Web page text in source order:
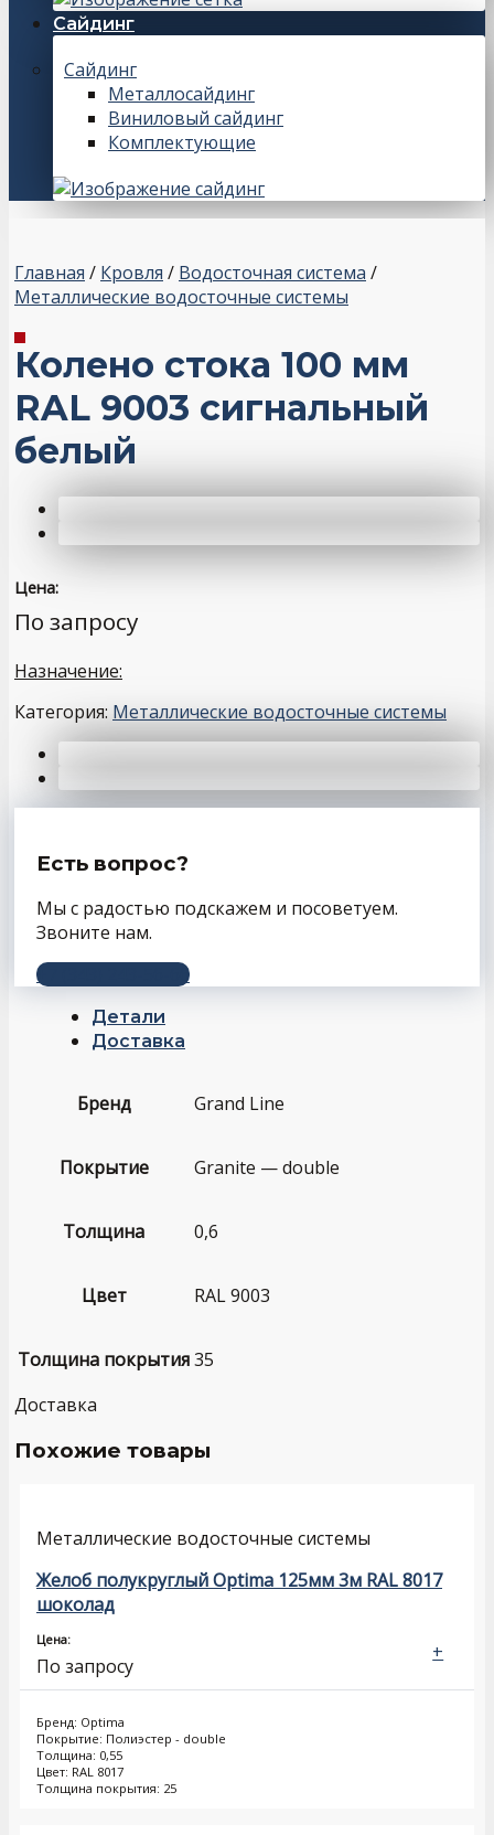
Сайдинг
Сайдинг
Металлосайдинг
Виниловый сайдинг
Комплектующие
Главная / Кровля / Водосточная система /
Металлические водосточные системы
Колено стока 100 мм
RAL 9003 сигнальный
белый
Цена:
По запросу
Назначение:
Категория: Металлические водосточные системы
Есть вопрос?
Мы с радостью подскажем и посоветуем.
Звоните нам.
+7 (343) 243-56-66
Детали
Доставка
Бренд Grand Line
Покрытие Granite — double
Толщина 0,6
Цвет RAL 9003
Толщина покрытия35
Доставка
Похожие товары
Металлические водосточные системы
Желоб полукруглый Optima 125мм 3м RAL 8017
шоколад
Цена:
По запросу
Бренд: Optima
Покрытие: Полиэстер - double
Толщина: 0,55
Цвет: RAL 8017
Толщина покрытия: 25
+